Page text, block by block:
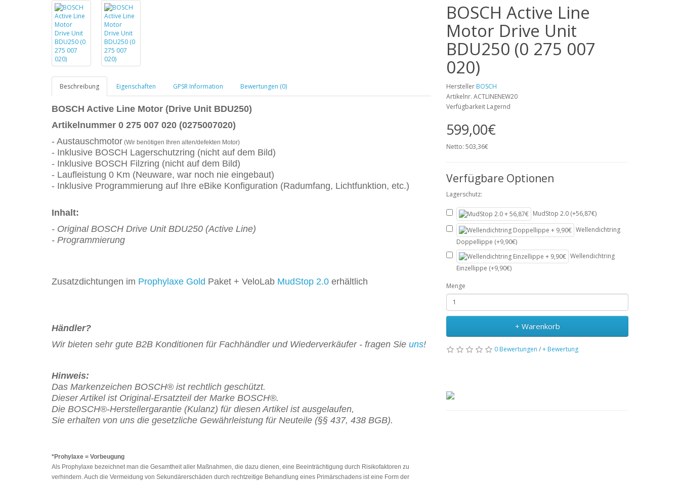
Beschreibung Eigenschaften GPSR Information Bewertungen (0)
BOSCH Active Line Motor (Drive Unit BDU250)
Artikelnummer 0 275 007 020 (0275007020)
- Austauschmotor (Wir benötigen Ihren alten/defekten Motor)
- Inklusive BOSCH Lagerschutzring (nicht auf dem Bild)
- Inklusive BOSCH Filzring (nicht auf dem Bild)
- Laufleistung 0 Km (Neuware, war noch nie eingebaut)
- Inklusive Programmierung auf Ihre eBike Konfiguration (Radumfang, Lichtfunktion, etc.)
Inhalt:
- Original BOSCH Drive Unit BDU250 (Active Line)
- Programmierung
Zusatzdichtungen im Prophylaxe Gold Paket + VeloLab MudStop 2.0 erhältlich
Händler?
Wir bieten sehr gute B2B Konditionen für Fachhändler und Wiederverkäufer - fragen Sie uns!
Hinweis:
Das Markenzeichen BOSCH® ist rechtlich geschützt.
Dieser Artikel ist Original-Ersatzteil der Marke BOSCH®.
Die BOSCH®-Herstellergarantie (Kulanz) für diesen Artikel ist ausgelaufen,
Sie erhalten von uns die gesetzliche Gewährleistung für Neuteile (§§ 437, 438 BGB).
*Prohylaxe = Vorbeugung
Als Prophylaxe bezeichnet man die Gesamtheit aller Maßnahmen, die dazu dienen, eine Beeinträchtigung durch Risikofaktoren zu
verhindern. Auch die Vermeidung von Sekundärerschäden durch rechtzeitige Behandlung eines Primärschadens ist eine Form der
BOSCH Active Line
Motor Drive Unit
BDU250 (0 275 007
020)
Hersteller BOSCH
Artikelnr. ACTLINENEW20
Verfügbarkeit Lagernd
599,00€
Netto: 503,36€
Verfügbare Optionen
Lagerschutz:
MudStop 2.0 (+56,87€)
Wellendichtring
Doppellippe (+9,90€)
Wellendichtring
Einzellippe (+9,90€)
Menge
+ Warenkorb
0 Bewertungen /+ Bewertung